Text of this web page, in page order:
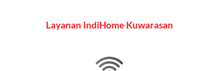
pengguna rumah dan bisnis.
Layanan IndiHome Kuwarasan